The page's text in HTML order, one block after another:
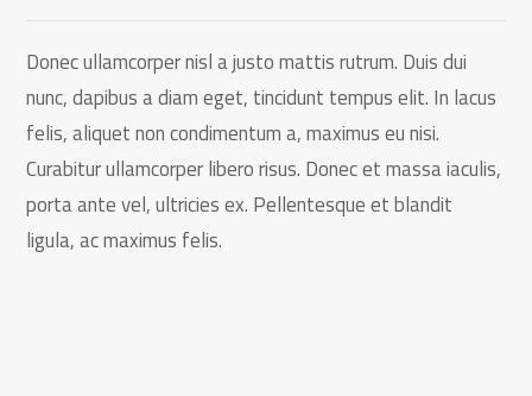
Donec ullamcorper nisl a justo mattis rutrum. Duis dui
nunc, dapibus a diam eget, tincidunt tempus elit. In lacus
felis, aliquet non condimentum a, maximus eu nisi.
Curabitur ullamcorper libero risus. Donec et massa iaculis,
porta ante vel, ultricies ex. Pellentesque et blandit
ligula, ac maximus felis.